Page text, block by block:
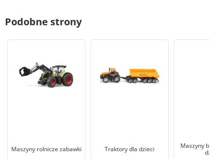
Podobne strony
Maszyny rolnicze zabawki Traktory dla dzieci
Maszyny